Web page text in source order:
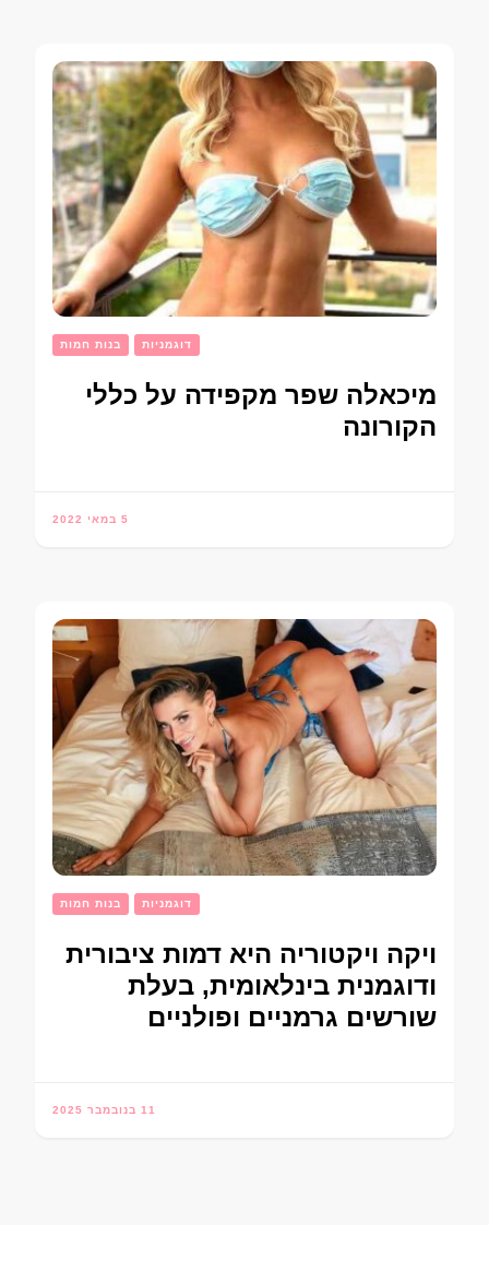
בנות חמות דוגמניות
מיכאלה שפר מקפידה על כללי
הקורונה
5 במאי 2022
בנות חמות דוגמניות
ויקה ויקטוריה היא דמות ציבורית
ודוגמנית בינלאומית, בעלת
שורשים גרמניים ופולניים
11 בנובמבר 2025